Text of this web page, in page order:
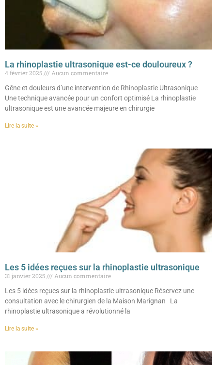
La rhinoplastie ultrasonique est-ce douloureux ?
4 février 2025
Aucun commentaire
Gêne et douleurs d’une intervention de Rhinoplastie Ultrasonique
Une technique avancée pour un confort optimisé La rhinoplastie
ultrasonique est une avancée majeure en chirurgie
Lire la suite »
Les 5 idées reçues sur la rhinoplastie ultrasonique
31 janvier 2025
Aucun commentaire
Les 5 idées reçues sur la rhinoplastie ultrasonique Réservez une
consultation avec le chirurgien de la Maison Marignan La
rhinoplastie ultrasonique a révolutionné la
Lire la suite »